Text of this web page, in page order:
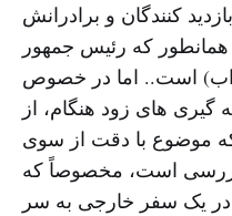
کنندگان و برادرانش
که رئیس جمهور
است.. اما در خصوص
گیری های زود هنگام، از
موضوع با دقت از سوی
است، مخصوصاً که
یک سفر خارجی به سر